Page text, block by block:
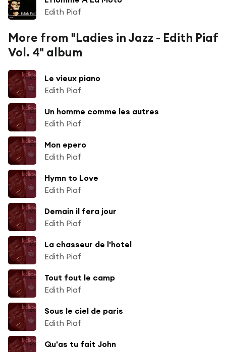
Edith Piaf
More from "Ladies in Jazz - Edith Piaf
Vol. 4" album
Le vieux piano
Edith Piaf
Un homme comme les autres
Edith Piaf
Mon epero
Edith Piaf
Hymn to Love
Edith Piaf
Demain il fera jour
Edith Piaf
La chasseur de l'hotel
Edith Piaf
Tout fout le camp
Edith Piaf
Sous le ciel de paris
Edith Piaf
Qu'as tu fait John